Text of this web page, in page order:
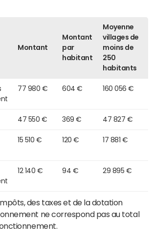
Montant
Montant
par
habitant
Moyenne
villages de
moins de
250
habitants
77 980 € 604 € 160 056 €
47 550 € 369 € 47 827 €
15 510 € 120 € 17 881 €
12 140 € 94 € 29 895 €
des taxes et de la dotation
ne correspond pas au total